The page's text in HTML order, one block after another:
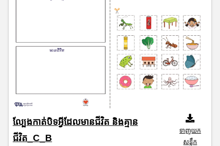
ល្បែងកាត់បិទអ្វីដែលមានជីវិត និងគ្មាន
ជីវិត_C_B
ទាញយក
សន្លឹក